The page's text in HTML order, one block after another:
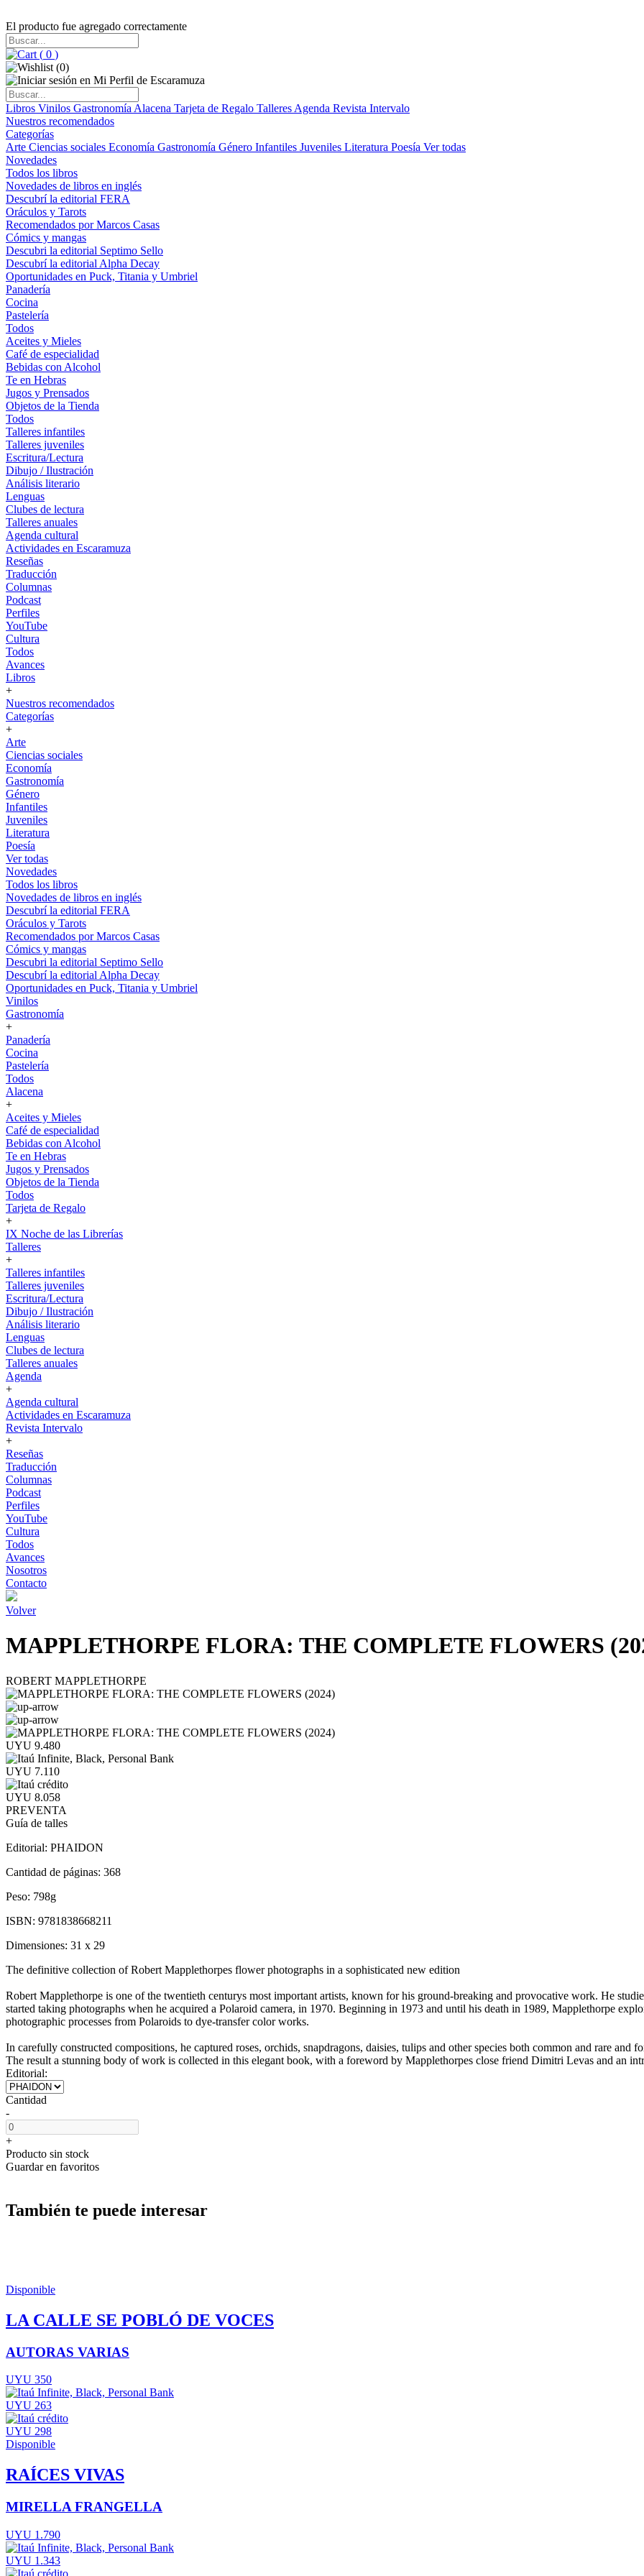
El producto fue agregado correctamente
( 0 )
(0)
Libros Vinilos Gastronomía Alacena Tarjeta de Regalo Talleres Agenda Revista Intervalo
Nuestros recomendados
Categorías
Arte Ciencias sociales Economía Gastronomía Género Infantiles Juveniles Literatura Poesía Ver todas
Novedades
Todos los libros
Novedades de libros en inglés
Descubrí la editorial FERA
Oráculos y Tarots
Recomendados por Marcos Casas
Cómics y mangas
Descubri la editorial Septimo Sello
Descubrí la editorial Alpha Decay
Oportunidades en Puck, Titania y Umbriel
Panadería
Cocina
Pastelería
Todos
Aceites y Mieles
Café de especialidad
Bebidas con Alcohol
Te en Hebras
Jugos y Prensados
Objetos de la Tienda
Todos
Talleres infantiles
Talleres juveniles
Escritura/Lectura
Dibujo / Ilustración
Análisis literario
Lenguas
Clubes de lectura
Talleres anuales
Agenda cultural
Actividades en Escaramuza
Reseñas
Traducción
Columnas
Podcast
Perfiles
YouTube
Cultura
Todos
Avances
Libros
+
Nuestros recomendados
Categorías
+
Arte
Ciencias sociales
Economía
Gastronomía
Género
Infantiles
Juveniles
Literatura
Poesía
Ver todas
Novedades
Todos los libros
Novedades de libros en inglés
Descubrí la editorial FERA
Oráculos y Tarots
Recomendados por Marcos Casas
Cómics y mangas
Descubri la editorial Septimo Sello
Descubrí la editorial Alpha Decay
Oportunidades en Puck, Titania y Umbriel
Vinilos
Gastronomía
+
Panadería
Cocina
Pastelería
Todos
Alacena
+
Aceites y Mieles
Café de especialidad
Bebidas con Alcohol
Te en Hebras
Jugos y Prensados
Objetos de la Tienda
Todos
Tarjeta de Regalo
+
IX Noche de las Librerías
Talleres
+
Talleres infantiles
Talleres juveniles
Escritura/Lectura
Dibujo / Ilustración
Análisis literario
Lenguas
Clubes de lectura
Talleres anuales
Agenda
+
Agenda cultural
Actividades en Escaramuza
Revista Intervalo
+
Reseñas
Traducción
Columnas
Podcast
Perfiles
YouTube
Cultura
Todos
Avances
Nosotros
Contacto
Volver
MAPPLETHORPE FLORA: THE COMPLETE FLOWERS
ROBERT MAPPLETHORPE
UYU 9.480
UYU 7.110
UYU 8.058
PREVENTA
Guía de talles
Editorial: PHAIDON
Cantidad de páginas: 368
Peso: 798g
ISBN: 9781838668211
Dimensiones: 31 x 29
The definitive collection of Robert Mapplethorpes flower photographs in a sophisticated new edition
Robert Mapplethorpe is one of the twentieth centurys most important artists, known for his ground-breaking and provocative work. He
started taking photographs when he acquired a Polaroid camera, in 1970. Beginning in 1973 and until his death in 1989, Mapplethorpe
photographic processes from Polaroids to dye-transfer color works.
In carefully constructed compositions, he captured roses, orchids, snapdragons, daisies, tulips and other species both common and rare and
The result a stunning body of work is collected in this elegant book, with a foreword by Mapplethorpes close friend Dimitri Levas and an
Editorial:
Cantidad
-
+
Producto sin stock
Guardar en favoritos
También te puede interesar
Disponible
LA CALLE SE POBLÓ DE VOCES
AUTORAS VARIAS
UYU 350
UYU 263
UYU 298
Disponible
RAÍCES VIVAS
MIRELLA FRANGELLA
UYU 1.790
UYU 1.343